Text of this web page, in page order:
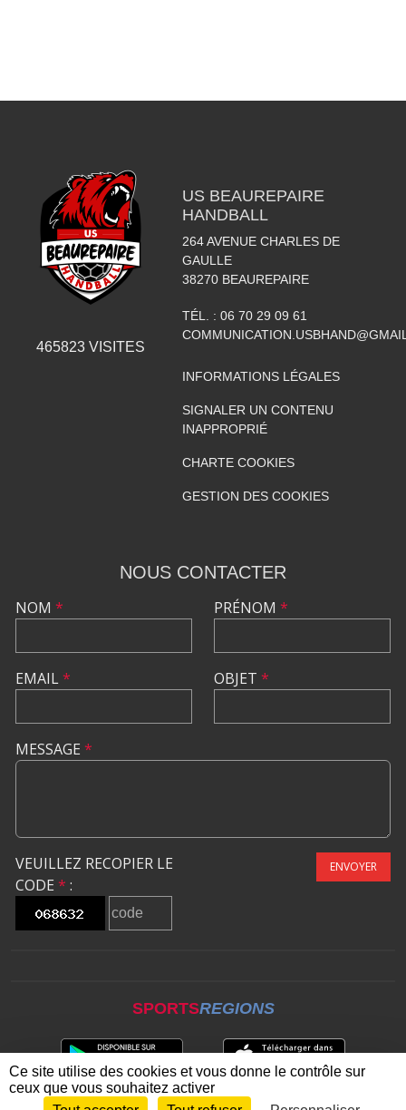
465823 VISITES
US BEAUREPAIRE
HANDBALL
264 AVENUE CHARLES DE
GAULLE
38270 BEAUREPAIRE
TÉL. : 06 70 29 09 61
INFORMATIONS LÉGALES
SIGNALER UN CONTENU
INAPPROPRIÉ
CHARTE COOKIES
GESTION DES COOKIES
NOUS CONTACTER
NOM *
EMAIL*
PRÉNOM *
OBJET *
MESSAGE *
VEUILLEZ RECOPIER LE
CODE * :
ENVOYER
SPORTSREGIONS
Ce site utilise des cookies et vous donne le contrôle sur
ceux que vous souhaitez activer